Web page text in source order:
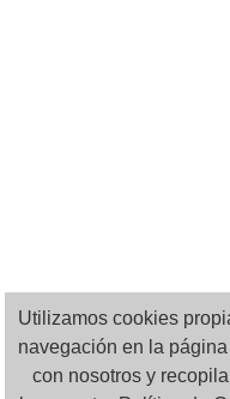
Utilizamos cookies
navegación en la
con nosotros y